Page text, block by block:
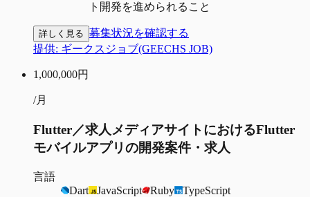
ト開発を進められること
詳しく見る 募集状況を確認する
提供: ギークスジョブ(GEECHS JOB)
1,000,000円
/月
Flutter／求人メディアサイトにおけるFlutter
モバイルアプリの開発案件・求人
言語
Dart
JavaScript Ruby TypeScript